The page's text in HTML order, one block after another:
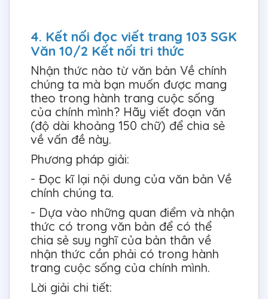
4. Kết nối đọc viết trang 103 SGK
Văn 10/2 Kết nối tri thức
Nhận thức nào từ văn bản Về chính
chúng ta mà bạn muốn được mang
theo trong hành trang cuộc sống
của chính mình? Hãy viết đoạn văn
(độ dài khoảng 150 chữ) để chia sẻ
về vấn đề này.
Phương pháp giải:
- Đọc kĩ lại nội dung của văn bản Về
chính chúng ta.
- Dựa vào những quan điểm và nhận
thức có trong văn bản để có thể
chia sẻ suy nghĩ của bản thân về
nhận thức cần phải có trong hành
trang cuộc sống của chính mình.
Lời giải chi tiết: